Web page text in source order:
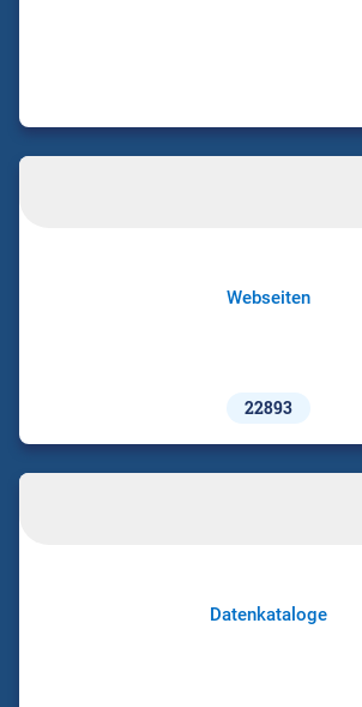
Webseiten
22893
Datenkataloge